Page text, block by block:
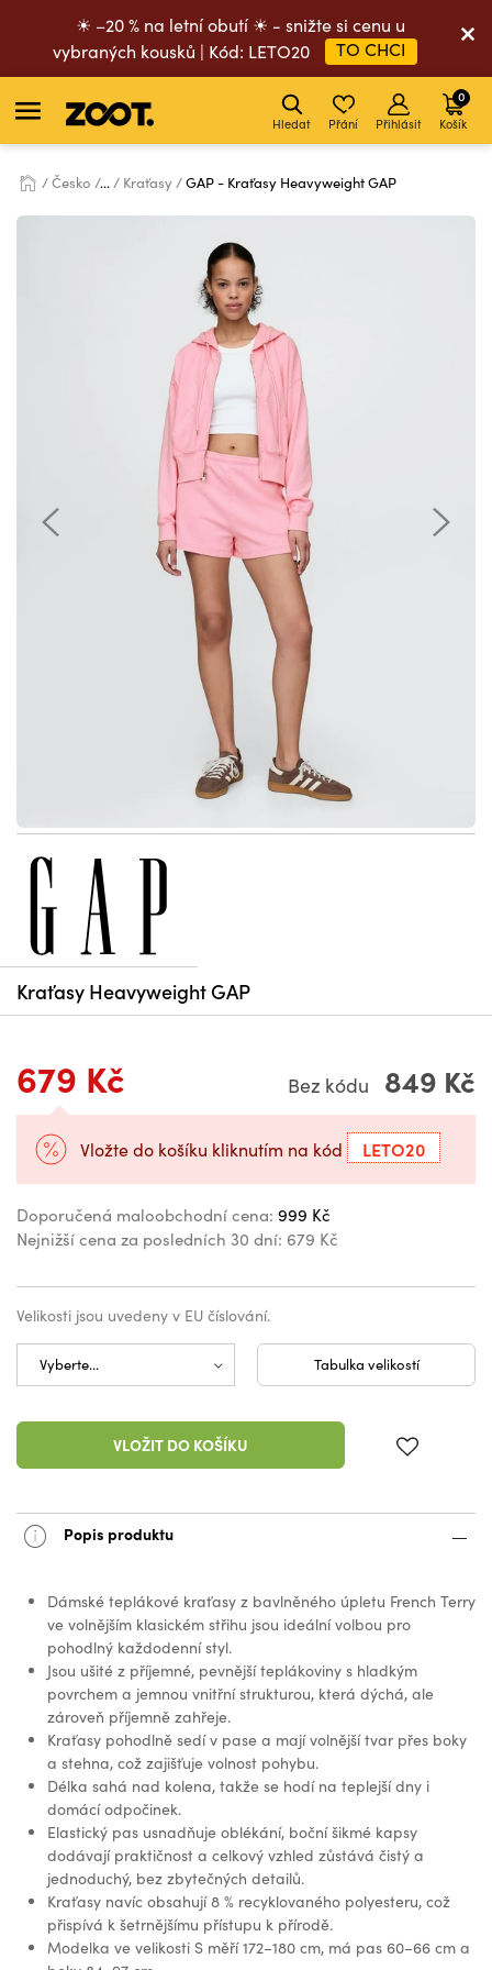
☀ –20 % na letní obutí ☀ - snižte si cenu u
vybraných kousků | Kód: LETO20
TO CHCI
Hledat Přání Přihlásit Košík
0
Česko ... Kraťasy GAP - Kraťasy Heavyweight GAP
Kraťasy Heavyweight GAP
679 Kč Bez kódu 849 Kč
Vložte do košíku kliknutím na kód LETO20
Doporučená maloobchodní cena: 999 Kč
Nejnižší cena za posledních 30 dní: 679 Kč
Velikosti jsou uvedeny v EU číslování.
Tabulka velikostí
VLOŽIT DO KOŠÍKU
Popis produktu
Dámské teplákové kraťasy z bavlněného úpletu French Terry
ve volnějším klasickém střihu jsou ideální volbou pro
pohodlný každodenní styl.
Jsou ušité z příjemné, pevnější teplákoviny s hladkým
povrchem a jemnou vnitřní strukturou, která dýchá, ale
zároveň příjemně zahřeje.
Kraťasy pohodlně sedí v pase a mají volnější tvar přes boky
a stehna, což zajišťuje volnost pohybu.
Délka sahá nad kolena, takže se hodí na teplejší dny i
domácí odpočinek.
Elastický pas usnadňuje oblékání, boční šikmé kapsy
dodávají praktičnost a celkový vzhled zůstává čistý a
jednoduchý, bez zbytečných detailů.
Kraťasy navíc obsahují 8 % recyklovaného polyesteru, což
přispívá k šetrnějšímu přístupu k přírodě.
Modelka ve velikosti S měří 172–180 cm, má pas 60–66 cm a